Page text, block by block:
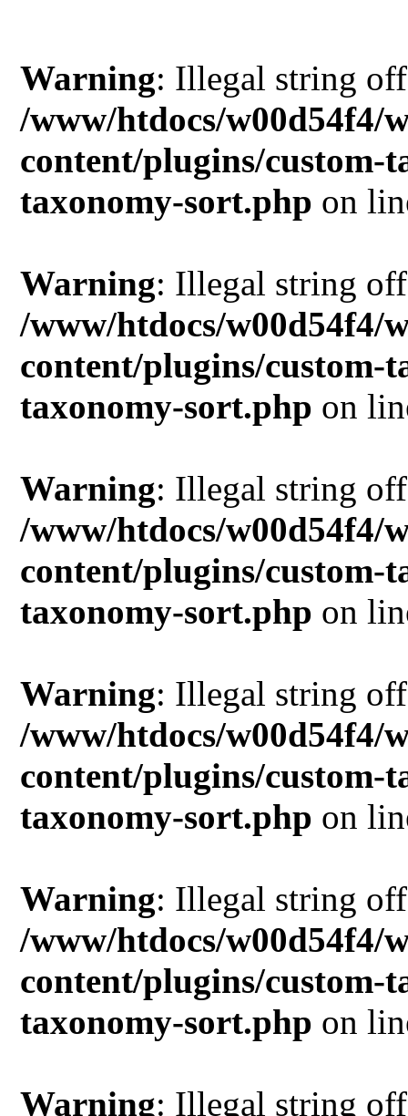
Warning: Illegal string
/www/htdocs/w00d54f4/
content/plugins/custom-
taxonomy-sort.php on
Warning: Illegal string
/www/htdocs/w00d54f4/
content/plugins/custom-
taxonomy-sort.php on
Warning: Illegal string
/www/htdocs/w00d54f4/
content/plugins/custom-
taxonomy-sort.php on
Warning: Illegal string
/www/htdocs/w00d54f4/
content/plugins/custom-
taxonomy-sort.php on
Warning: Illegal string
/www/htdocs/w00d54f4/
content/plugins/custom-
taxonomy-sort.php on
Warning: Illegal string